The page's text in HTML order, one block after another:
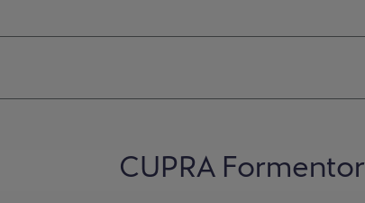
CUPRA Formentor